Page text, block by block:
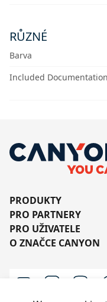
RŮZNÉ
Barva
Included Documentation
PRODUKTY
PRO PARTNERY
PRO UŽIVATELE
O ZNAČCE CANYON